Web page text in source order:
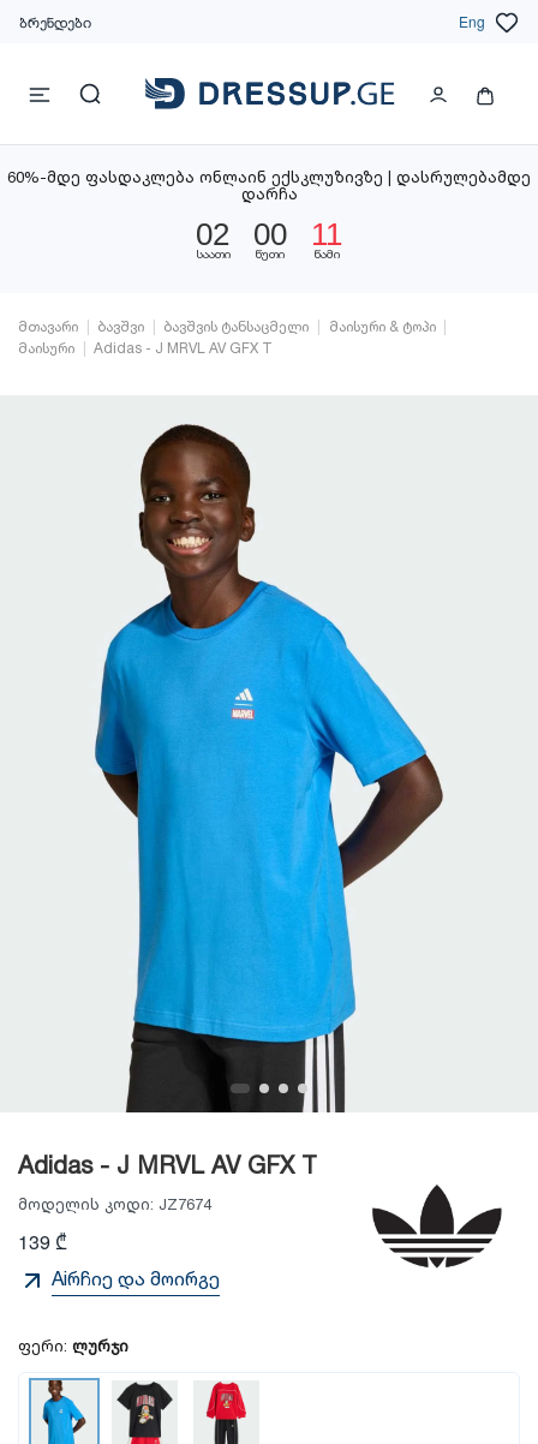
ბრენდები Eng
60%-მდე ფასდაკლება ონლაინ ექსკლუზივზე | დასრულებამდე
დარჩა
02
საათი
00
წუთი
10
წამი
მთავარი ბავშვი ბავშვის ტანსაცმელი
მაისური & ტოპი
მაისური
Adidas - J MRVL AV GFX T
Adidas - J MRVL AV GFX T
მოდელის კოდი: JZ7674
139 ₾
Aiრჩიე და მოირგე
ფერი: ლურჯი